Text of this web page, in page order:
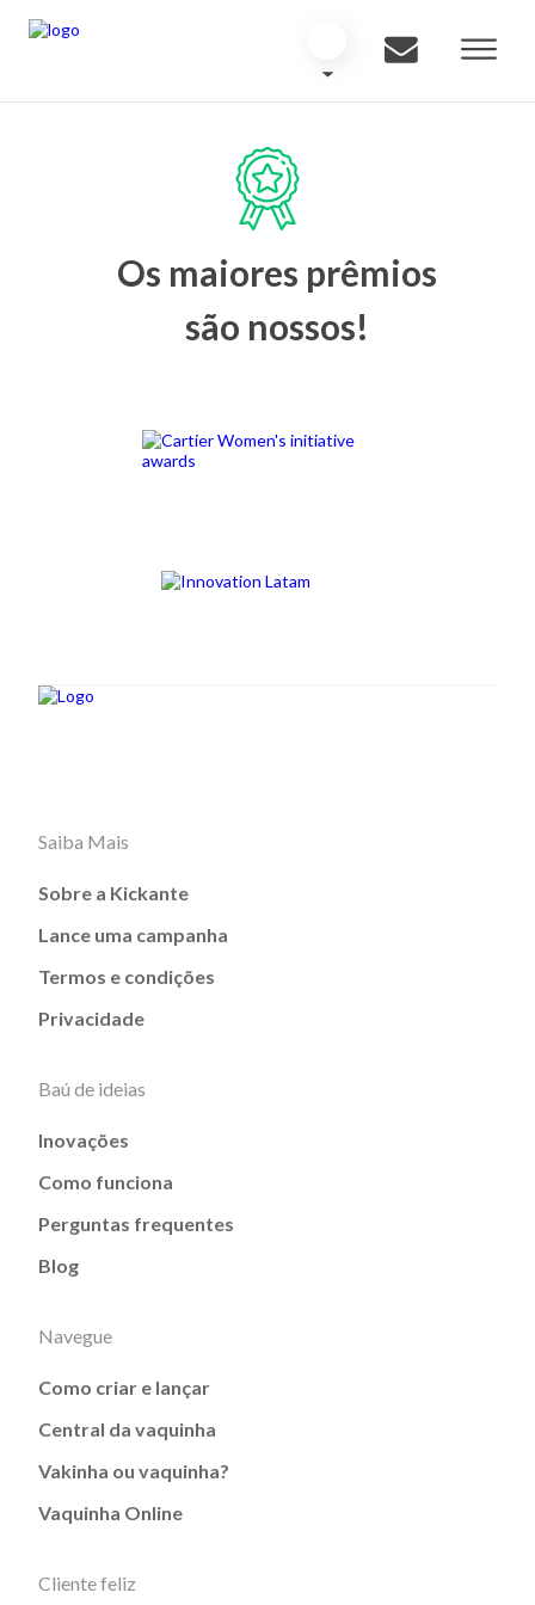
Os maiores prêmios
são nossos!
Saiba Mais
Sobre a Kickante
Lance uma campanha
Termos e condições
Privacidade
Baú de ideias
Inovações
Como funciona
Perguntas frequentes
Blog
Navegue
Como criar e lançar
Central da vaquinha
Vakinha ou vaquinha?
Vaquinha Online
Cliente feliz